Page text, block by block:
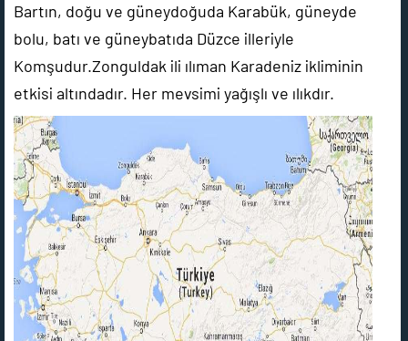
Bartın, doğu ve güneydoğuda Karabük, güneyde
bolu, batı ve güneybatıda Düzce illeriyle
Komşudur.Zonguldak ili ılıman Karadeniz ikliminin
etkisi altındadır. Her mevsimi yağışlı ve ılıkdır.